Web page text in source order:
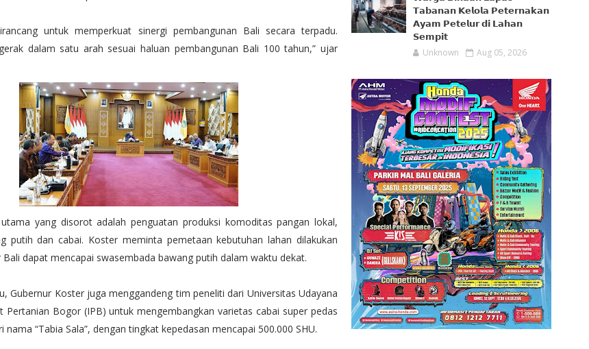
untuk memperkuat sinergi pembangunan Bali secara terpadu.
dalam satu arah sesuai haluan pembangunan Bali 100 tahun,” ujar
yang disorot adalah penguatan produksi komoditas pangan lokal,
putih dan cabai. Koster meminta pemetaan kebutuhan lahan dilakukan
Bali dapat mencapai swasembada bawang putih dalam waktu dekat.
Gubernur Koster juga menggandeng tim peneliti dari Universitas Udayana
Pertanian Bogor (IPB) untuk mengembangkan varietas cabai super pedas
nama “Tabia Sala”, dengan tingkat kepedasan mencapai 500.000 SHU.
𝗧𝗮𝗯𝗮𝗻𝗮𝗻 𝗞𝗲𝗹𝗼𝗹𝗮 𝗣𝗲𝘁𝗲𝗿𝗻𝗮𝗸𝗮𝗻
𝗔𝘆𝗮𝗺 𝗣𝗲𝘁𝗲𝗹𝘂𝗿 𝗱𝗶 𝗟𝗮𝗵𝗮𝗻
𝗦𝗲𝗺𝗽𝗶𝘁
Unknown Aug 05, 2026